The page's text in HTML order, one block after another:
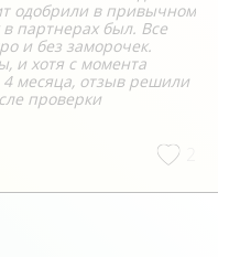
одобрили в привычном
партнерах был. Все
и без заморочек.
и хотя с момента
месяца, отзыв решили
проверки